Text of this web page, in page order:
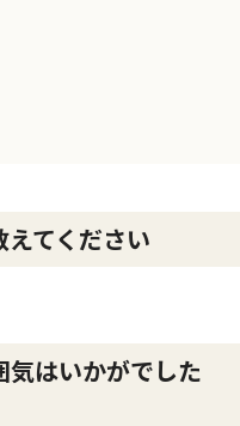
てください
気はいかがでした